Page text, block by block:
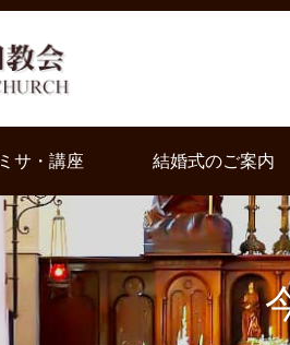
ミサ・講座 結婚式のご案内